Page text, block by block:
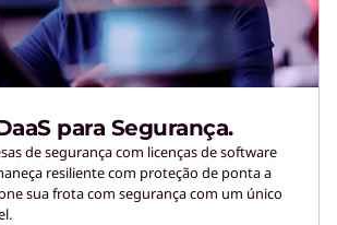
para Segurança.
de segurança com licenças de software
resiliente com proteção de ponta a
sua frota com segurança com um único